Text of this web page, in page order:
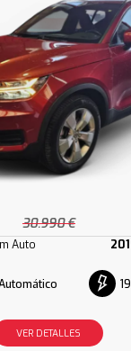
30.990 €
Auto
VER DETALLES